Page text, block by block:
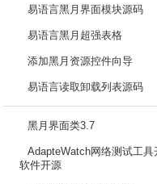
易语言黑月界面模块源码
易语言黑月超强表格
添加黑月资源控件向导
易语言读取卸载列表源码
黑月界面类3.7
AdapteWatch网络测试工
软件开源